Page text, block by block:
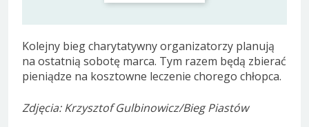
Kolejny bieg charytatywny organizatorzy planują
na ostatnią sobotę marca. Tym razem będą zbierać
pieniądze na kosztowne leczenie chorego chłopca.
Zdjęcia: Krzysztof Gulbinowicz/Bieg Piastów